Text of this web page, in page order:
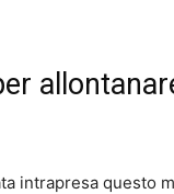
intrapresa questo